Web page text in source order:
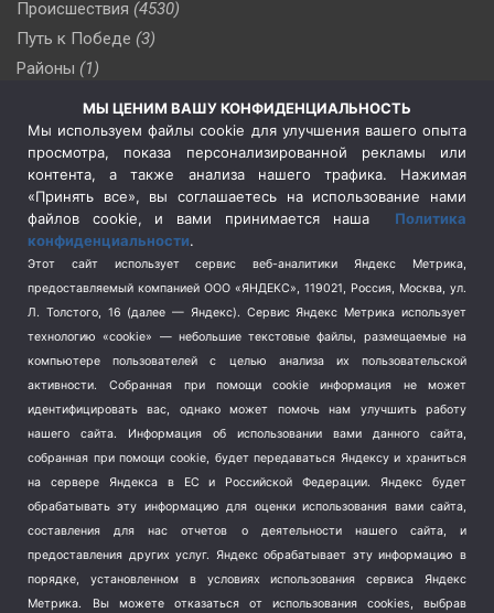
Происшествия (4530)
Путь к Победе (3)
Районы (1)
(510)
Сельское хозяйство (3)
Социальная политика
(3)
Спецоперация в Украине
Спецоперация на Украине
(404)
Спорт (740)
Терроризм (1)
Транспорт (262)
Туризм (178)
Флот (76)
Школа и спорт (2)
Экология (8)
Экономика (1172)
МЫ ЦЕНИМ ВАШУ КОНФИДЕНЦИАЛЬНОСТЬ
Мы используем файлы cookie для улучшения вашего опыта
просмотра, показа персонализированной рекламы или
контента, а также анализа нашего трафика. Нажимая
«Принять все», вы соглашаетесь на использование нами
файлов cookie, и вами принимается наша Политика
конфиденциальности.
Этот сайт использует сервис веб-аналитики Яндекс Метрика,
предоставляемый компанией ООО «ЯНДЕКС», 119021, Россия, Москва, ул.
Л. Толстого, 16 (далее — Яндекс). Сервис Яндекс Метрика использует
технологию «cookie» — небольшие текстовые файлы, размещаемые на
компьютере пользователей с целью анализа их пользовательской
активности.
Собранная при помощи cookie информация не может
идентифицировать вас, однако может помочь нам улучшить работу
нашего сайта. Информация об использовании вами данного сайта,
собранная при помощи cookie, будет передаваться Яндексу и храниться
на сервере Яндекса в ЕС и Российской Федерации. Яндекс будет
обрабатывать эту информацию для оценки использования вами сайта,
составления для нас отчетов о деятельности нашего сайта, и
предоставления других услуг. Яндекс обрабатывает эту информацию в
порядке, установленном в условиях использования сервиса Яндекс
Метрика.
Вы можете отказаться от использования cookies, выбрав